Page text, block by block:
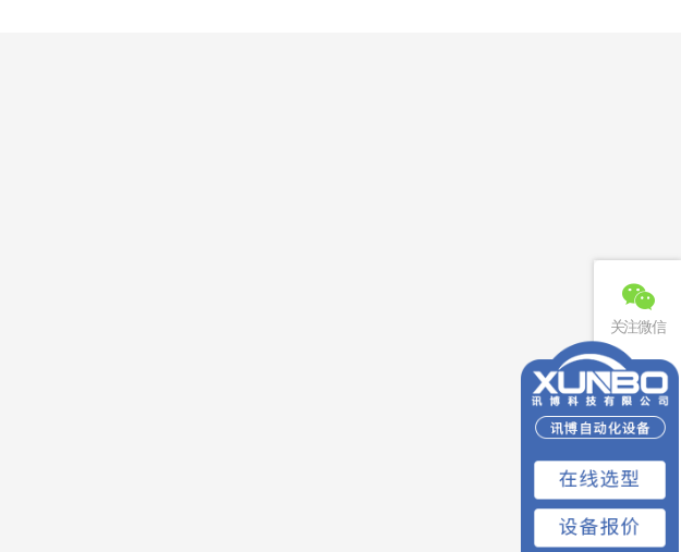
关注微信
联系电话
免费预约